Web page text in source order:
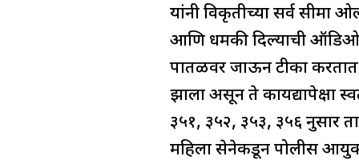
यांनी विकृतीच्या सर्व सीमा
आणि धमकी दिल्याची ऑडिओ
पातळीवर जाऊन टीका
झाला असून ते कायद्यापेक्षा
३५१, ३५२, ३५३, ३५६ नुसार
महिला सेनेकडून पोलीस